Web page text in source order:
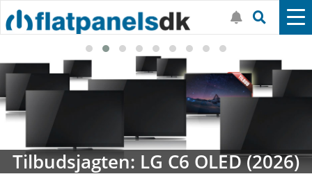
Streaming-kalenderen: Nyt i august